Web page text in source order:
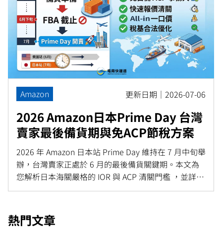
Amazon 更新日期｜2026-07-06
2026 Amazon日本Prime Day 台灣
賣家最後備貨期與免ACP節稅方案
2026 年 Amazon 日本站 Prime Day 維持在 7 月中旬舉
辦，台灣賣家正處於 6 月的最後備貨關鍵期。本文為
您解析日本海關嚴格的 IOR 與 ACP 清關門檻 ，並詳細
比較傳統 ACP 委任與金匯免 ACP 節稅方案的差異 ，幫
熱門文章